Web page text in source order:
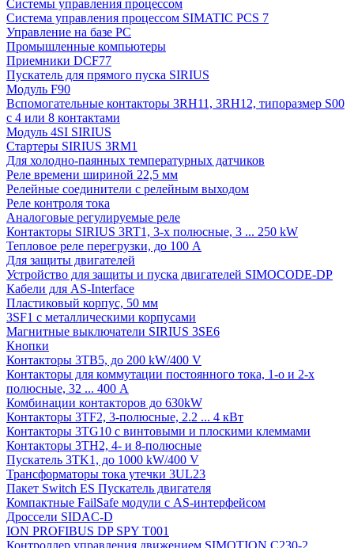
Системы управления процессом
Система управления процессом SIMATIC PCS 7
Управление на базе РС
Промышленные компьютеры
Приемники DCF77
Пускатель для прямого пуска SIRIUS
Модуль F90
Вспомогательные контакторы 3RH11, 3RH12, типоразмер S00
с 4 или 8 контактами
Модуль 4SI SIRIUS
Стартеры SIRIUS 3RM1
Для холодно-паянных температурных датчиков
Реле времени шириной 22,5 мм
Релейные соединители с релейным выходом
Реле контроля тока
Аналоговые регулируемые реле
Контакторы SIRIUS 3RT1, 3-х полюсные, 3 ... 250 kW
Тепловое реле перегрузки, до 100 A
Для защиты двигателей
Устройство для защиты и пуска двигателей SIMOCODE-DP
Кабели для AS-Interface
Пластиковый корпус, 50 мм
3SF1 с металлическими корпусами
Магнитные выключатели SIRIUS 3SE6
Кнопки
Контакторы 3TB5, до 200 kW/400 V
Контакторы для коммутации постоянного тока, 1-о и 2-х
полюсные, 32 ... 400 A
Комбинации контакторов до 630kW
Контакторы 3TF2, 3-полюсные, 2.2 ... 4 кВт
Контакторы 3TG10 c винтовыми и плоскими клеммами
Контакторы 3TH2, 4- и 8-полюсные
Пускатель 3TK1, до 1000 kW/400 V
Трансформаторы тока утечки 3UL23
Пакет Switch ES Пускатель двигателя
Компактные FailSafe модули с AS-интерфейсом
Дроссели SIDAC-D
ION PROFIBUS DP SPY T001
Контроллер управления движением SIMOTION C230-2